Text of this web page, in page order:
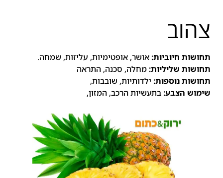
צהוב
תחושות חיוביות:אושר, אופטימיות, עליזות, שמחה.
תחושות שליליות:מחלה, סכנה, התראה
תחושות נוספות: ילדותיות, שובבות,
שימוש הצבע:בתעשיות הרכב, המזון,